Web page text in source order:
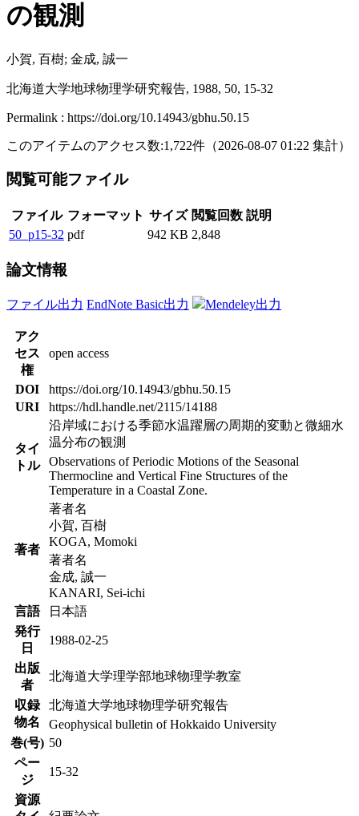
の観測
小賀, 百樹; 金成, 誠一
北海道大学地球物理学研究報告, 1988, 50, 15-32
Permalink : https://doi.org/10.14943/gbhu.50.15
このアイテムのアクセス数:1,722件 （2026-08-07 01:22 集計）
閲覧可能ファイル
ファイル フォーマット サイズ 閲覧回数 説明
50_p15-32 pdf 942 KB 2,848
論文情報
ファイル出力 EndNote Basic出力 Mendeley出力
アク
セス
権
open access
DOI
https://doi.org/10.14943/gbhu.50.15
URI
https://hdl.handle.net/2115/14188
タイ
トル
沿岸域における季節水温躍層の周期的変動と微細水
温分布の観測
Observations of Periodic Motions of the Seasonal
Thermocline and Vertical Fine Structures of the
Temperature in a Coastal Zone.
著者
著者名
小賀, 百樹
KOGA, Momoki
著者名
金成, 誠一
KANARI, Sei-ichi
言語
日本語
発行
日
1988-02-25
出版
者
北海道大学理学部地球物理学教室
収録
物名
北海道大学地球物理学研究報告
Geophysical bulletin of Hokkaido University
巻(号) 50
ペー
ジ
15-32
資源